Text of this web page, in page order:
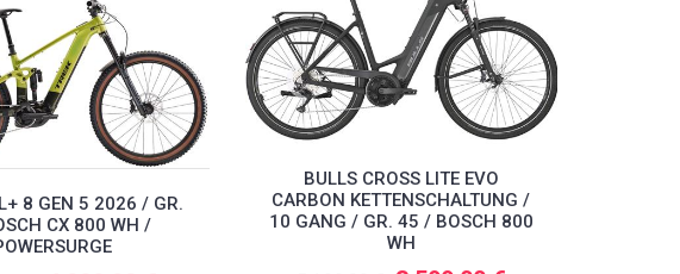
8 GEN 5 2026 / GR.
CX 800 WH /
BULLS CROSS LITE EVO
CARBON KETTENSCHALTUNG /
10 GANG / GR. 45 / BOSCH 800
WH